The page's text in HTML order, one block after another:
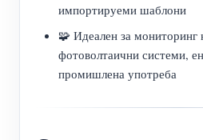
импортируеми шаблони
🧩 Идеален за мониторинг
фотоволтаични системи,
промишлена употреба